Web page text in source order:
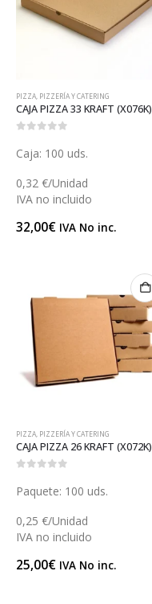
PIZZA, PIZZERÍA Y CATERING
CAJA PIZZA 33 KRAFT (X076K)
Caja: 100 uds.
0,32 €/Unidad
IVA no incluido
32,00€ IVA No inc.
PIZZA, PIZZERÍA Y CATERING
CAJA PIZZA 26 KRAFT (X072K)
Paquete: 100 uds.
0,25 €/Unidad
IVA no incluido
25,00€ IVA No inc.